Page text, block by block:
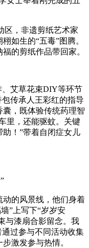
区，非遗剪纸艺术家
如生的“五毒”图腾。
的剪纸作品带回家。
、艾草花束DIY等环节
传承人王彩红的指导
，既体验传统药理智
里，还能驱蚊。关键
！”带着自闭症女儿
的风景线，他们身着
”上写下“岁岁安
与漆扇合影留念。我
过参与不同活动收集
激发参与热情。